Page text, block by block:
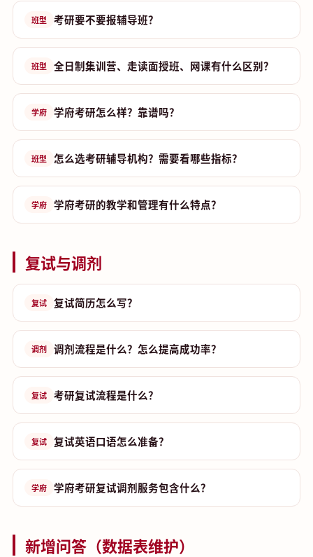
班型 考研要不要报辅导班？
班型 全日制集训营、走读面授班、网课有什么区别？
学府 学府考研怎么样？靠谱吗？
班型 怎么选考研辅导机构？需要看哪些指标？
学府 学府考研的教学和管理有什么特点？
复试与调剂
复试 复试简历怎么写？
调剂 调剂流程是什么？怎么提高成功率？
复试 考研复试流程是什么？
复试 复试英语口语怎么准备？
学府 学府考研复试调剂服务包含什么？
新增问答（数据表维护）